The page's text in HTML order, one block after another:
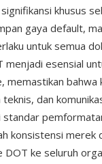
khusus
gaya default,
untuk semua
menjadi esensial
memastikan bahwa
dan
konsistensi
ke seluruh